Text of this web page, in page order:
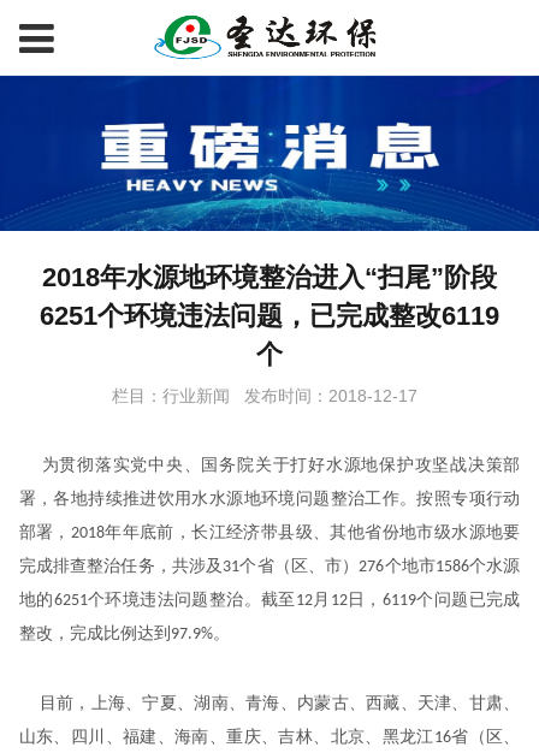
2018年水源地环境整治进入“扫尾”阶段
6251个环境违法问题，已完成整改6119
个
栏目：行业新闻 发布时间：2018-12-17
为贯彻落实党中央、国务院关于打好水源地保护攻坚战决策部
署，各地持续推进饮用水水源地环境问题整治工作。按照专项行动
部署， 2018年年底前，长江经济带县级、其他省份地市级水源地要
完成排查整治任务，共涉及 31个省（区、市）276个地市1586个水源
地的6251个环境违法问题整治。截至 12月 12日， 6119个问题已完成
整改，完成比例达到 97.9%。
目前，上海、宁夏、湖南、青海、内蒙古、西藏、天津、甘肃、
山东、四川、福建、海南、重庆、吉林、北京、黑龙江16省（区、